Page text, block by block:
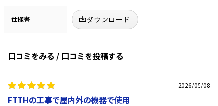
仕様書 ダウンロード
口コミをみる / 口コミを投稿する
2026/05/08
FTTHの工事で屋内外の機器で使用